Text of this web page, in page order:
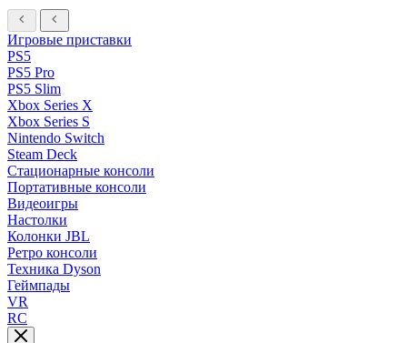
Игровые приставки
PS5
PS5 Pro
PS5 Slim
Xbox Series X
Xbox Series S
Nintendo Switch
Steam Deck
Стационарные консоли
Портативные консоли
Видеоигры
Настолки
Колонки JBL
Ретро консоли
Техника Dyson
Геймпады
VR
RC